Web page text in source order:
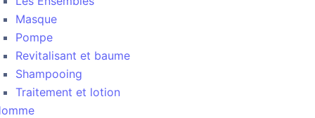
Masque
Pompe
Revitalisant et baume
Shampooing
Traitement et lotion